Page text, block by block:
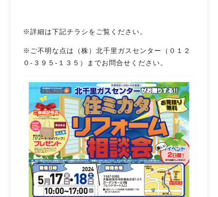
※詳細は下記チラシをご覧ください。
※ご不明な点は（株）北千里ガスセンター（０１２
０‐３９５‐１３５）までお問合せください。